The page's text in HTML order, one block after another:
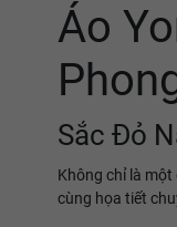
Áo
Sắc Đỏ
Không chỉ là
cùng họa tiết